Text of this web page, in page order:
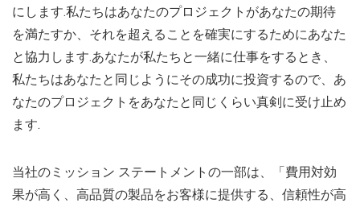
にします.私たちはあなたのプロジェクトがあなたの期待
を満たすか、それを超えることを確実にするためにあなた
と協力します.あなたが私たちと一緒に仕事をするとき、
私たちはあなたと同じようにその成功に投資するので、あ
なたのプロジェクトをあなたと同じくらい真剣に受け止め
ます.
当社のミッション ステートメントの一部は、「費用対効
果が高く、高品質の製品をお客様に提供する、信頼性が高